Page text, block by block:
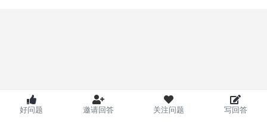
好问题 邀请回答 关注问题 写回答